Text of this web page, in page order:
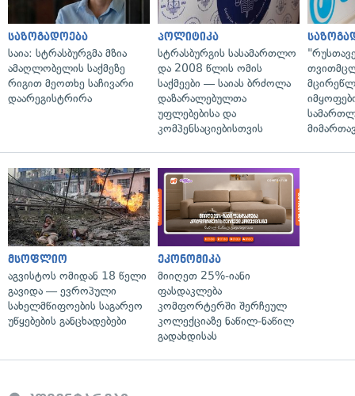
საზოგადოება
საია: სტრასბურგმა მზია
ამაღლობელის საქმეზე
რიგით მეოთხე საჩივარი
დაარეგისტრირა
პოლიტიკა
სტრასბურგის სასამართლო
და 2008 წლის ომის
საქმეები — საიას ბრძოლა
დაზარალებულთა
უფლებებისა და
კომპენსაციებისთვის
მსოფლიო
აგვისტოს ომიდან 18 წელი
გავიდა — ევროპული
სახელმწიფოების საგარეო
უწყებების განცხადებები
ეკონომიკა
მიიღეთ 25%-იანი
ფასდაკლება
კომფორტერში შერჩეულ
კოლექციაზე ნაწილ-ნაწილ
გადახდისას